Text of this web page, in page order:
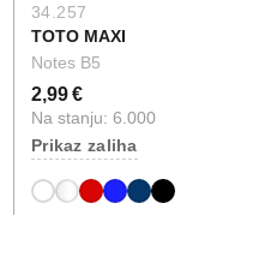
34.257
TOTO MAXI
Notes B5
2,99 €
Na stanju: 6.000
Prikaz zaliha